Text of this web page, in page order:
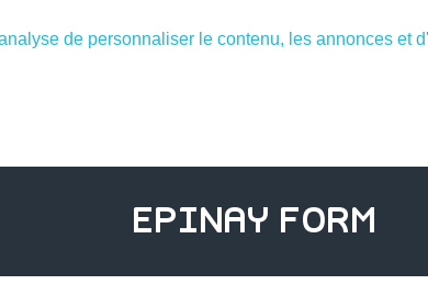
de personnaliser le contenu, les annonces et
EPINAY FORM